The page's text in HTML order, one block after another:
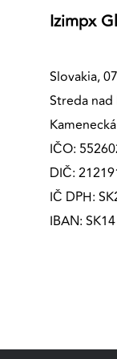
Izimpx
Slovakia,
Streda
IČO:
DIČ:
IČ DPH:
IBAN:
Umožňujú
relevantnú
reklamných
Google